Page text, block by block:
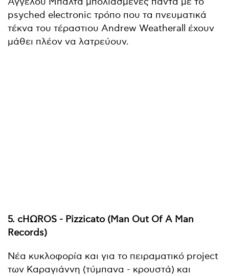
psyched electronic τρόπο που τα πνευματικά
τέκνα του τέραστιου Andrew Weatherall έχουν
μάθει πλέον να λατρεύουν.
5. cHΩROS - Pizzicato (Man Out Of A Man
Records)
Νέα κυκλοφορία και για το πειραματικό project
των Καραγιάννη (τύμπανα - κρουστά) και